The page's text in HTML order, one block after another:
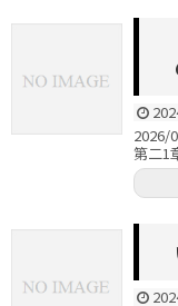
2026/
第二1